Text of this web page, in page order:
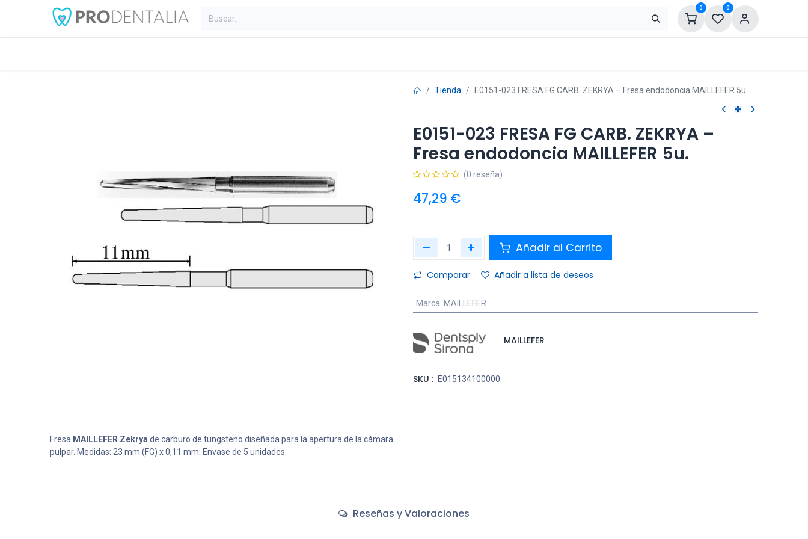
0 0
Fresa MAILLEFER Zekrya de carburo de tungsteno diseñada para la apertura de la cámara
pulpar. Medidas: 23 mm (FG) x 0,11 mm. Envase de 5 unidades.
Tienda E0151-023 FRESA FG CARB. ZEKRYA – Fresa endodoncia MAILLEFER 5u.
E0151-023 FRESA FG CARB. ZEKRYA –
Fresa endodoncia MAILLEFER 5u.
(0 reseña)
47,29 €
Añadir al Carrito
Comparar Añadir a lista de deseos
Marca: MAILLEFER
MAILLEFER
SKU : E015134100000
Reseñas y Valoraciones